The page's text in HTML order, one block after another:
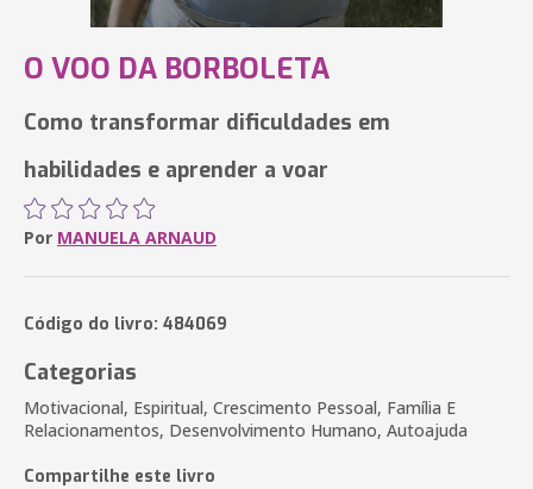
O VOO DA BORBOLETA
Como transformar dificuldades em
habilidades e aprender a voar
Por MANUELA ARNAUD
Código do livro: 484069
Categorias
Motivacional, Espiritual, Crescimento Pessoal, Família E
Relacionamentos, Desenvolvimento Humano, Autoajuda
Compartilhe este livro